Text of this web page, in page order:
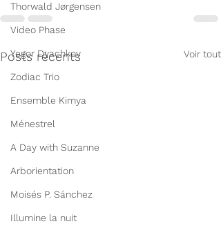
Thorwald Jørgensen
Video Phase
Yegor Dyachkov
Zodiac Trio
Ensemble Kimya
Ménestrel
A Day with Suzanne
Arborientation
Moisés P. Sánchez
Illumine la nuit
Posts récents Voir tout